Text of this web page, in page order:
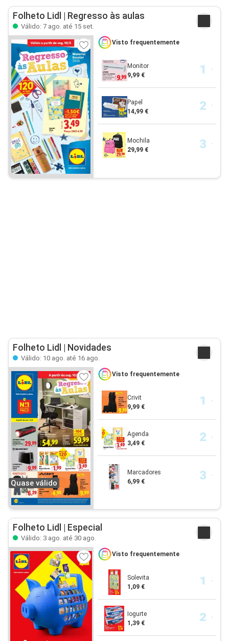
Folheto Lidl | Regresso às aulas
Válido: 7 ago. até 15 set.
Visto frequentemente
Monitor
9,99 €
Papel
14,99 €
Mochila
29,99 €
Folheto Lidl | Novidades
Válido: 10 ago. até 16 ago.
Quase válido
Visto frequentemente
Crivit
9,99 €
Agenda
3,49 €
Marcadores
6,99 €
Folheto Lidl | Especial
Válido: 3 ago. até 30 ago.
Visto frequentemente
Solevita
1,09 €
Iogurte
1,39 €